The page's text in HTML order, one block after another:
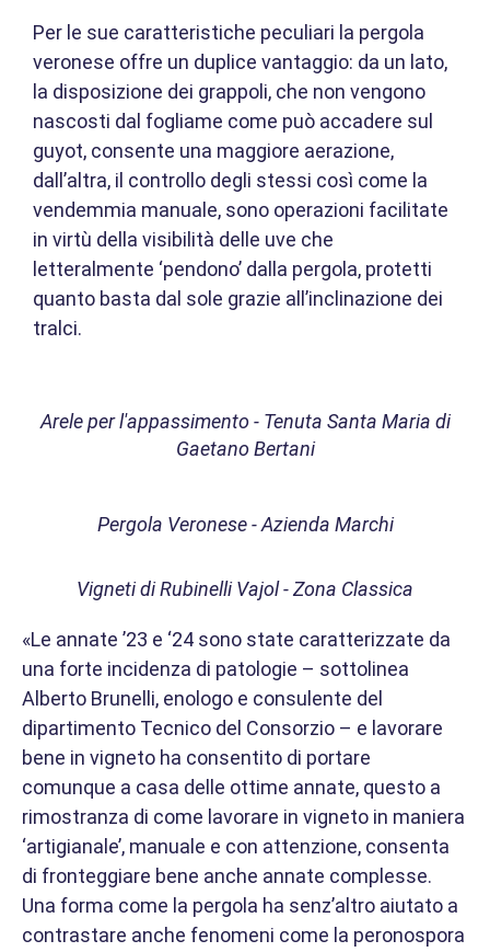
Per le sue caratteristiche peculiari la pergola
veronese offre un duplice vantaggio: da un lato,
la disposizione dei grappoli, che non vengono
nascosti dal fogliame come può accadere sul
guyot, consente una maggiore aerazione,
dall’altra, il controllo degli stessi così come la
vendemmia manuale, sono operazioni facilitate
in virtù della visibilità delle uve che
letteralmente ‘pendono’ dalla pergola, protetti
quanto basta dal sole grazie all’inclinazione dei
tralci.
Arele per l'appassimento - Tenuta Santa Maria di
Gaetano Bertani
Pergola Veronese - Azienda Marchi
Vigneti di Rubinelli Vajol - Zona Classica
«Le annate ’23 e ‘24 sono state caratterizzate da
una forte incidenza di patologie – sottolinea
Alberto Brunelli, enologo e consulente del
dipartimento Tecnico del Consorzio – e lavorare
bene in vigneto ha consentito di portare
comunque a casa delle ottime annate, questo a
rimostranza di come lavorare in vigneto in maniera
‘artigianale’, manuale e con attenzione, consenta
di fronteggiare bene anche annate complesse.
Una forma come la pergola ha senz’altro aiutato a
contrastare anche fenomeni come la peronospora